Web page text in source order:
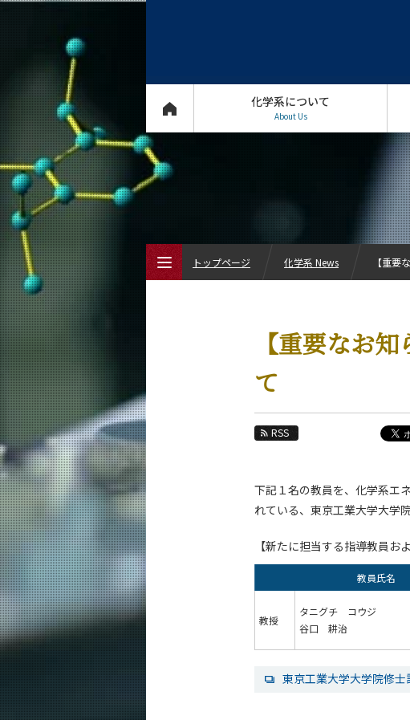
化学系について
About Us
【重要なお
て
RSS
下記１名の教員を、化学系エ
れている、東京工業大学大学
【新たに担当する指導教員お
教員氏名
教授
タニグチ コウジ
谷口 耕治
東京工業大学大学院修
トップページ 化学系 News 【重要